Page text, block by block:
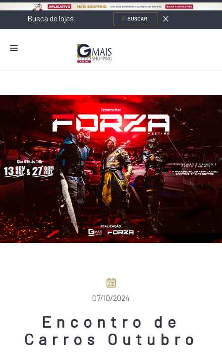
LOJAS
ALIMENTAÇÃO
CONTATO
NOVOS NEGÓCIOS
O SHOPPING
SHOPPINGS DA GAZIT
COMO CHEGAR
07/10/2024
Encontro de
Carros Outubro